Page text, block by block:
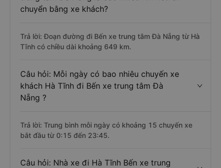
chuyển bằng xe khách?
Trả lời: Đoạn đường đi Bến xe trung tâm Đà Nẵng từ Hà
Tĩnh có chiều dài khoảng 649 km.
Câu hỏi: Mỗi ngày có bao nhiêu chuyến xe
khách Hà Tĩnh đi Bến xe trung tâm Đà
Nẵng ?
Trả lời: Trung bình mỗi ngày có khoảng 15 chuyến xe
bắt đầu từ 0:15 đến 23:45.
Câu hỏi: Nhà xe đi Hà Tĩnh Bến xe trung